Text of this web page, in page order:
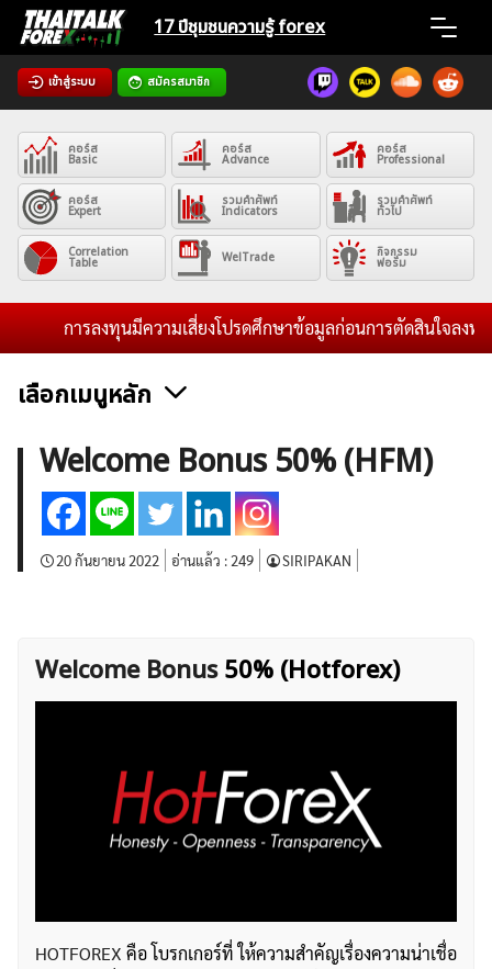
Skip
content
17 ปีชุมชนความรู้ forex
เข้าสู่ระบบ สมัครสมาชิก
Home
News
Articles
VPS Register
ค้นหา
สำหรับ:
คอร์ส
Basic
คอร์ส
Advance
คอร์ส
Professional
คอร์ส
Expert
รวมคำศัพท์
Indicators
รวมคำศัพท์
ทั่วไป
Correlation
Table WelTrade กิจกรรม
ฟอรั่ม
การลงทุนมีความเสี่ยงโปรดศึกษาข้อมูลก่อนการตัดสินใจลงทุน แ
เลือกเมนูหลัก
ข่าวฟอเร็กซ์และสกุลเงิน คริปโตเคอร์เรนซี
ฟรีซิกแนล รายวัน
บทวิเคราะห์
เศรษฐกิจทั่วไป ดัชนี-หุ้น
สินค้าโภคภัณฑ์
โบรกเกอร์ FX
โปรโมชั่น Forex
Welcome Bonus 50% (HFM)
20 กันยายน 2022 อ่านแล้ว :249 SIRIPAKAN
Welcome Bonus50% (Hotforex)
HOTFOREX คือ โบรกเกอร์ที่ ให้ความสำคัญเรื่องความน่าเชื่อ